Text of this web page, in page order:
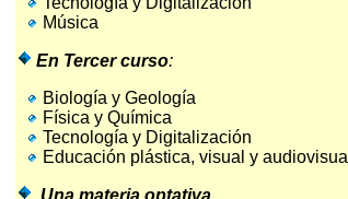
Música
En Tercer curso:
Biología y Geología
Física y Química
Tecnología y Digitalización
Educación plástica, visual y audiovisual